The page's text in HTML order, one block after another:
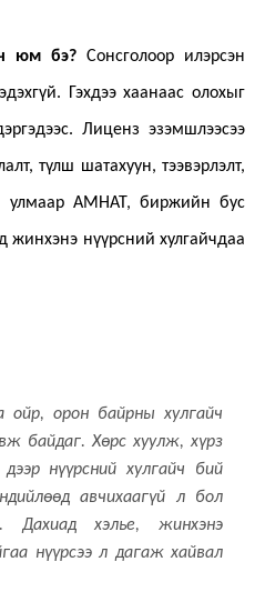
юм бэ? Сонсголоор илэрсэн
Гэхдээ хаанаас олохыг
Лиценз эзэмшлээсээ
түлш шатахуун, тээвэрлэлт,
улмаар АМНАТ, биржийн бус
жинхэнэ нүүрсний хулгайчдаа
орон байрны хулгайч
байдаг. Хөрс хуулж, хүрз
нүүрсний хулгайч бий
авчихаагүй л бол
хэлье, жинхэнэ
нүүрсээ л дагаж хайвал